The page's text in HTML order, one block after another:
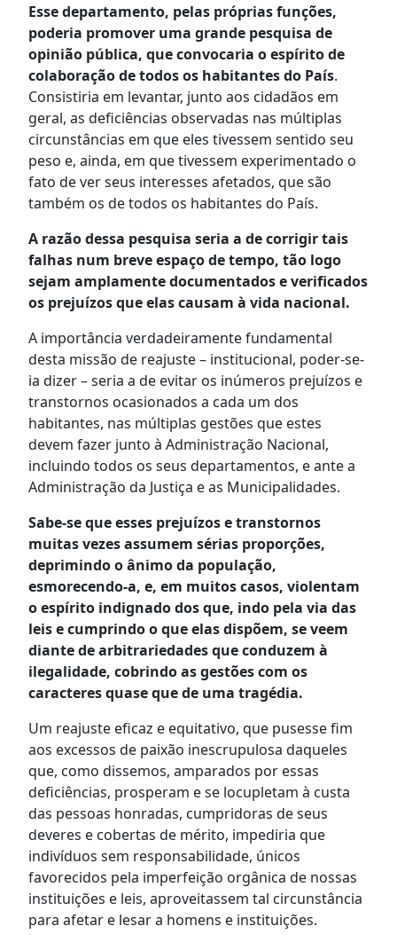
Esse departamento, pelas próprias funções,
poderia promover uma grande pesquisa de
opinião pública, que convocaria o espírito de
colaboração de todos os habitantes do País.
Consistiria em levantar, junto aos cidadãos em
geral, as deficiências observadas nas múltiplas
circunstâncias em que eles tivessem sentido seu
peso e, ainda, em que tivessem experimentado o
fato de ver seus interesses afetados, que são
também os de todos os habitantes do País.
A razão dessa pesquisa seria a de corrigir tais
falhas num breve espaço de tempo, tão logo
sejam amplamente documentados e verificados
os prejuízos que elas causam à vida nacional.
A importância verdadeiramente fundamental
desta missão de reajuste – institucional, poder-se-
ia dizer – seria a de evitar os inúmeros prejuízos e
transtornos ocasionados a cada um dos
habitantes, nas múltiplas gestões que estes
devem fazer junto à Administração Nacional,
incluindo todos os seus departamentos, e ante a
Administração da Justiça e as Municipalidades.
Sabe-se que esses prejuízos e transtornos
muitas vezes assumem sérias proporções,
deprimindo o ânimo da população,
esmorecendo-a, e, em muitos casos, violentam
o espírito indignado dos que, indo pela via das
leis e cumprindo o que elas dispõem, se veem
diante de arbitrariedades que conduzem à
ilegalidade, cobrindo as gestões com os
caracteres quase que de uma tragédia.
Um reajuste eficaz e equitativo, que pusesse fim
aos excessos de paixão inescrupulosa daqueles
que, como dissemos, amparados por essas
deficiências, prosperam e se locupletam à custa
das pessoas honradas, cumpridoras de seus
deveres e cobertas de mérito, impediria que
indivíduos sem responsabilidade, únicos
favorecidos pela imperfeição orgânica de nossas
instituições e leis, aproveitassem tal circunstância
para afetar e lesar a homens e instituições.